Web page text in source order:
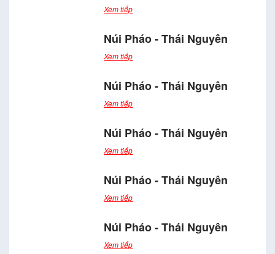
Xem tiếp
Núi Pháo - Thái Nguyên
Xem tiếp
Núi Pháo - Thái Nguyên
Xem tiếp
Núi Pháo - Thái Nguyên
Xem tiếp
Núi Pháo - Thái Nguyên
Xem tiếp
Núi Pháo - Thái Nguyên
Xem tiếp